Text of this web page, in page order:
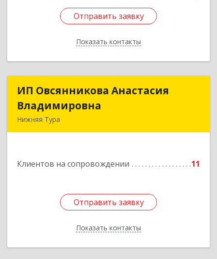
Отправить заявку
Показать контакты
Отправить заявку
Назад
ИП Овсянникова Анастасия
Владимировна
Нижняя Тура
Клиентов на сопровождении 11
Отправить заявку
Показать контакты
ИП Овсянникова Анастасия
Подробнее
Отправить заявку
Назад